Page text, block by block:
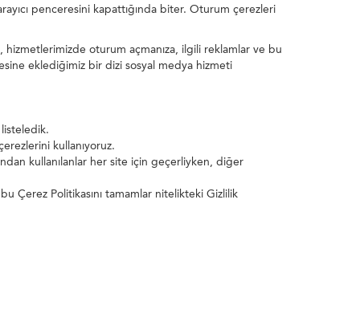
penceresini kapattığında biter. Oturum çerezleri
hizmetlerimizde oturum açmanıza, ilgili reklamlar ve bu
eklediğimiz bir dizi sosyal medya hizmeti
kullanıyoruz.
kullanılanlar her site için geçerliyken, diğer
Çerez Politikasını tamamlar nitelikteki Gizlilik